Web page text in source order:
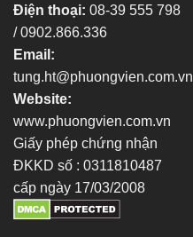
Điện thoại: 08-39 555 798
/ 0902.866.336
Email:
tung.ht@phuongvien.com.vn
Website:
www.phuongvien.com.vn
Giấy phép chứng nhận
ĐKKD số : 0311810487
cấp ngày 17/03/2008